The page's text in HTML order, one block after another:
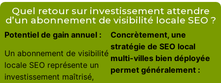
Quel retour sur investissement attendre
d’un abonnement de visibilité locale SEO ?
Potentiel de gain annuel :
Un abonnement de visibilité
locale SEO représente un
investissement maîtrisé,
Concrètement, une
stratégie de SEO local
multi-villes bien déployée
permet généralement :